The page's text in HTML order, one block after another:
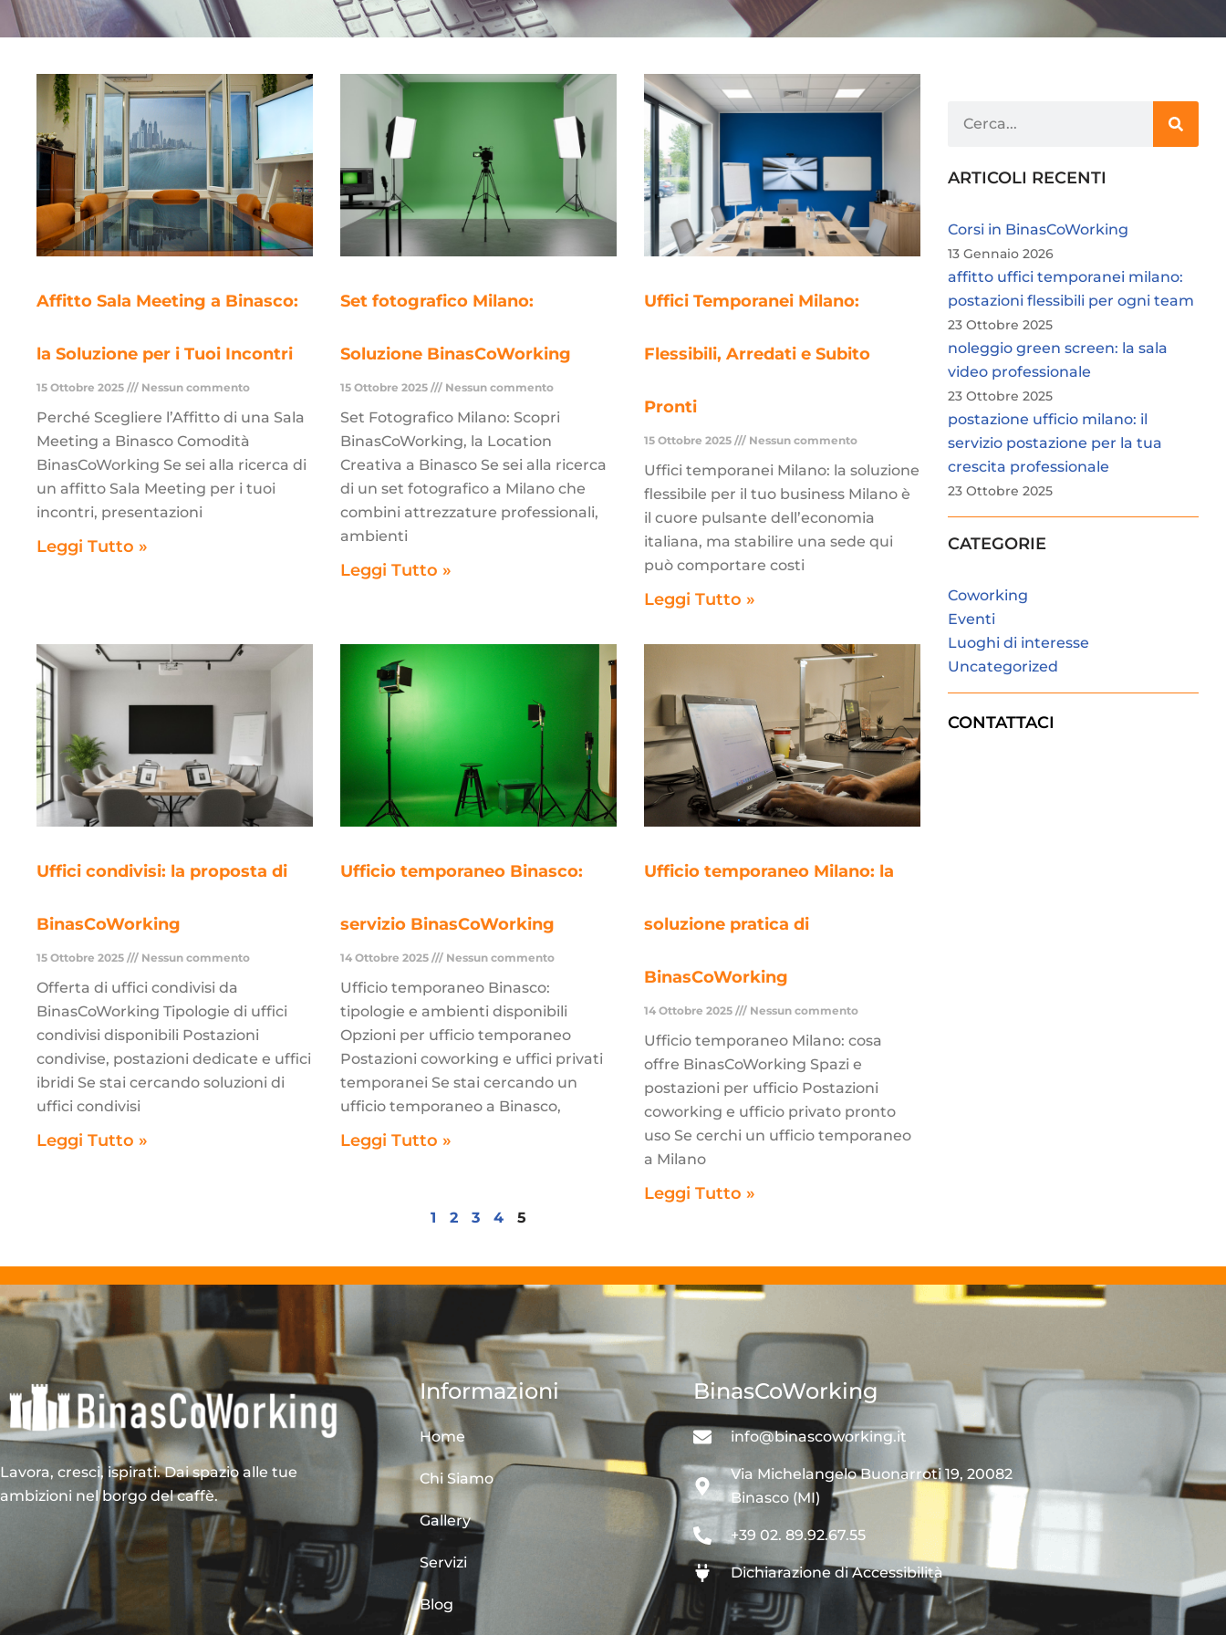
Affitto Sala Meeting a Binasco:
la Soluzione per i Tuoi Incontri
15 Ottobre 2025 Nessun commento
Perché Scegliere l’Affitto di una Sala
Meeting a Binasco Comodità
BinasCoWorking Se sei alla ricerca di
un affitto Sala Meeting per i tuoi
incontri, presentazioni
Leggi Tutto »
Set fotografico Milano:
Soluzione BinasCoWorking
15 Ottobre 2025 Nessun commento
Set Fotografico Milano: Scopri
BinasCoWorking, la Location
Creativa a Binasco Se sei alla ricerca
di un set fotografico a Milano che
combini attrezzature professionali,
ambienti
Leggi Tutto »
Uffici Temporanei Milano:
Flessibili, Arredati e Subito
Pronti
15 Ottobre 2025 Nessun commento
Uffici temporanei Milano: la soluzione
flessibile per il tuo business Milano è
il cuore pulsante dell’economia
italiana, ma stabilire una sede qui
può comportare costi
Leggi Tutto »
Uffici condivisi: la proposta di
BinasCoWorking
15 Ottobre 2025 Nessun commento
Offerta di uffici condivisi da
BinasCoWorking Tipologie di uffici
condivisi disponibili Postazioni
condivise, postazioni dedicate e uffici
ibridi Se stai cercando soluzioni di
uffici condivisi
Leggi Tutto »
Ufficio temporaneo Binasco:
servizio BinasCoWorking
14 Ottobre 2025 Nessun commento
Ufficio temporaneo Binasco:
tipologie e ambienti disponibili
Opzioni per ufficio temporaneo
Postazioni coworking e uffici privati
temporanei Se stai cercando un
ufficio temporaneo a Binasco,
Leggi Tutto »
Ufficio temporaneo Milano: la
soluzione pratica di
BinasCoWorking
14 Ottobre 2025 Nessun commento
Ufficio temporaneo Milano: cosa
offre BinasCoWorking Spazi e
postazioni per ufficio Postazioni
coworking e ufficio privato pronto
uso Se cerchi un ufficio temporaneo
a Milano
Leggi Tutto »
1 2 3 4 5
ARTICOLI RECENTI
Corsi in BinasCoWorking
13 Gennaio 2026
affitto uffici temporanei milano:
postazioni flessibili per ogni team
23 Ottobre 2025
noleggio green screen: la sala
video professionale
23 Ottobre 2025
postazione ufficio milano: il
servizio postazione per la tua
crescita professionale
23 Ottobre 2025
CATEGORIE
Coworking
Eventi
Luoghi di interesse
Uncategorized
CONTATTACI
Lavora, cresci, ispirati. Dai spazio alle tue
ambizioni nel borgo del caffè.
Informazioni
Home
Chi Siamo
Gallery
Servizi
Blog
BinasCoWorking
info@binascoworking.it
Via Michelangelo Buonarroti 19, 20082
Binasco (MI)
+39 02. 89.92.67.55
Dichiarazione di Accessibilità